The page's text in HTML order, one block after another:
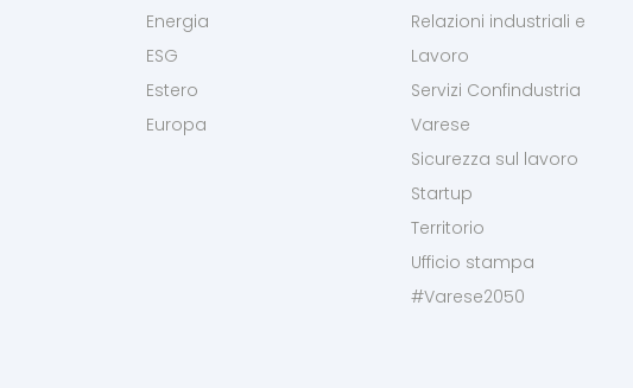
Energia
ESG
Estero
Europa
Relazioni industriali e
Lavoro
Servizi Confindustria
Varese
Sicurezza sul lavoro
Startup
Territorio
Ufficio stampa
#Varese2050